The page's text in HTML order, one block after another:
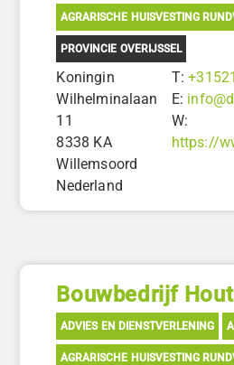
AGRARISCHE HUISVESTING
PROVINCIE OVERIJSSEL
Koningin
Wilhelminalaan
11
8338 KA
Willemsoord
Nederland
T:
E:
W:
https://
Bouwbedrijf
ADVIES EN DIENSTVERLENING
AGRARISCHE HUISVESTING